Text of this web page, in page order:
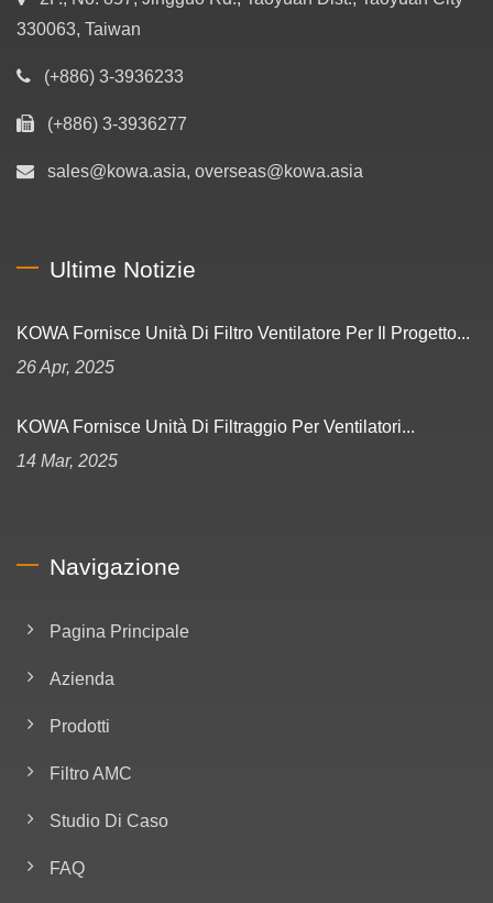
330063, Taiwan
(+886) 3-3936233
(+886) 3-3936277
sales@kowa.asia, overseas@kowa.asia
Ultime Notizie
KOWA Fornisce Unità Di Filtro Ventilatore Per Il Progetto...
26 Apr, 2025
KOWA Fornisce Unità Di Filtraggio Per Ventilatori...
14 Mar, 2025
Navigazione
Pagina Principale
Azienda
Prodotti
Filtro AMC
Studio Di Caso
FAQ